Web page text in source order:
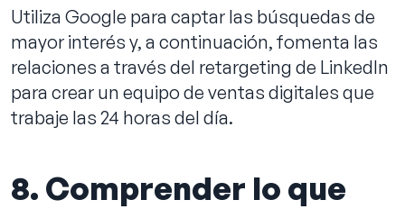
Utiliza Google para captar las búsquedas de
mayor interés y, a continuación, fomenta las
relaciones a través del retargeting de LinkedIn
para crear un equipo de ventas digitales que
trabaje las 24 horas del día.
8. Comprender lo que